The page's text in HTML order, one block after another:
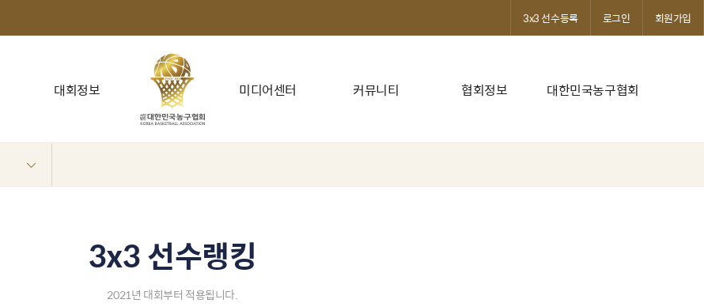
대회정보 미디어센터 커뮤니티 협회정보 대한민국농구협회
3x3 선수등록 로그인 회원가입
3x3 선수랭킹
2021년 대회부터 적용됩니다.